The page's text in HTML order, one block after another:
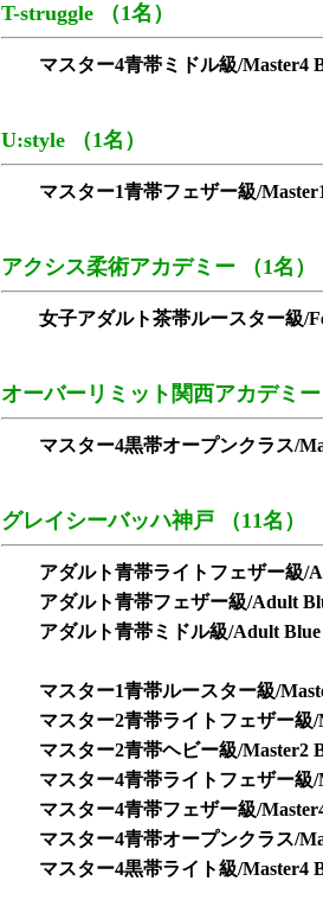
T-struggle （1名）
マスター4青帯ミドル級/Master4
U:style （1名）
マスター1青帯フェザー級/
アクシス柔術アカデミー （1名）
女子アダルト茶帯ルースター級/
オーバーリミット関西アカデミ
マスター4黒帯オープンクラス/
グレイシーバッハ神戸 （11名）
アダルト青帯ライトフェザー級/
アダルト青帯フェザー級/Adult
アダルト青帯ミドル級/Adult Blue
マスター1青帯ルースター級/
マスター2青帯ライトフェザー級/
マスター2青帯ヘビー級/Master2
マスター4青帯ライトフェザー級/
マスター4青帯フェザー級/
マスター4青帯オープンクラス/
マスター4黒帯ライト級/Master4